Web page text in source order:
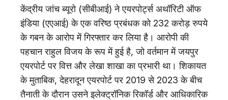
केंद्रीय जांच ब्यूरो (सीबीआई) ने एयरपोर्ट्स अथॉरिटी ऑफ
इंडिया (एएआई) के एक वरिष्ठ प्रबंधक को 232 करोड़ रुपये
के गबन के आरोप में गिरफ्तार कर लिया है। आरोपी की
पहचान राहुल विजय के रूप में हुई है, जो वर्तमान में जयपुर
एयरपोर्ट पर वित्त और लेखा शाखा का प्रभारी था। शिकायत
के मुताबिक, देहरादून एयरपोर्ट पर 2019 से 2023 के बीच
तैनाती के दौरान उसने इलेक्ट्रॉनिक रिकॉर्ड और आधिकारिक